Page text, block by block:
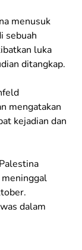
menusuk
sebuah
luka
ditangkap.
mengatakan
kejadian dan
dalam